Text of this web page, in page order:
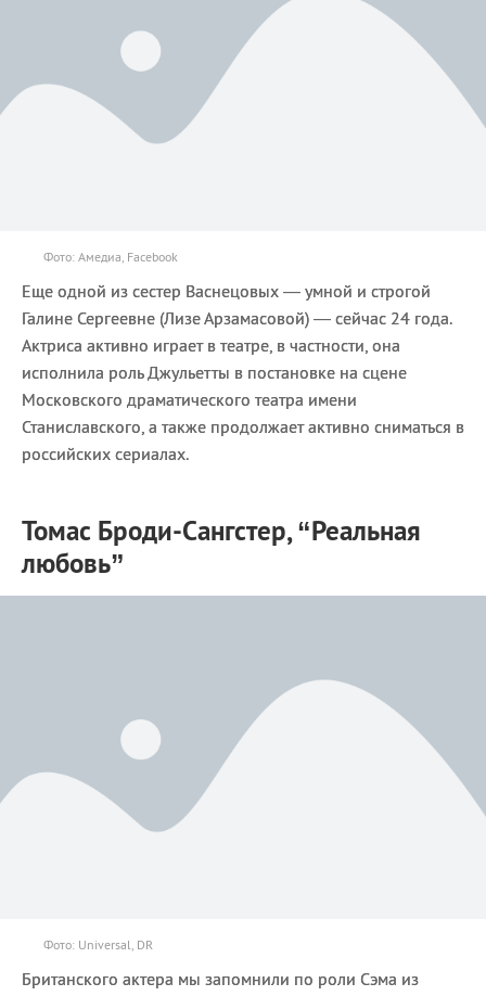
Фото: Амедиа, Facebook
Еще одной из сестер Васнецовых — умной и строгой
Галине Сергеевне (Лизе Арзамасовой) — сейчас 24 года.
Актриса активно играет в театре, в частности, она
исполнила роль Джульетты в постановке на сцене
Московского драматического театра имени
Станиславского, а также продолжает активно сниматься в
российских сериалах.
Томас Броди-Сангстер, “Реальная
любовь”
Фото: Universal, DR
Британского актера мы запомнили по роли Сэма из